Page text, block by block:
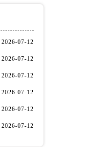
2026-07-12
2026-07-12
2026-07-12
2026-07-12
2026-07-12
2026-07-12